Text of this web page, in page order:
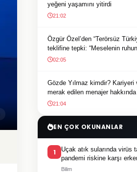
yeğeni yaşamını yitirdi
21:02
Özgür Özel’den “Terörsüz
teklifine tepki: “Meselenin
02:05
Gözde Yılmaz kimdir? Kariyeri
merak edilen menajer
21:04
EN ÇOK OKUNANLAR
1
Uçak atık sularında virüs
pandemi riskine karşı
geliştiriliyor
Bilim